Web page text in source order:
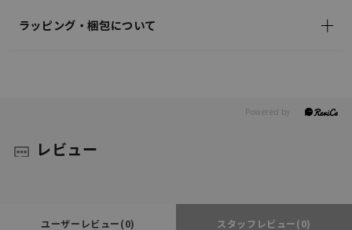
ラッピング・梱包について
レビュー
ユーザーレビュー(0) スタッフレビュー(0)